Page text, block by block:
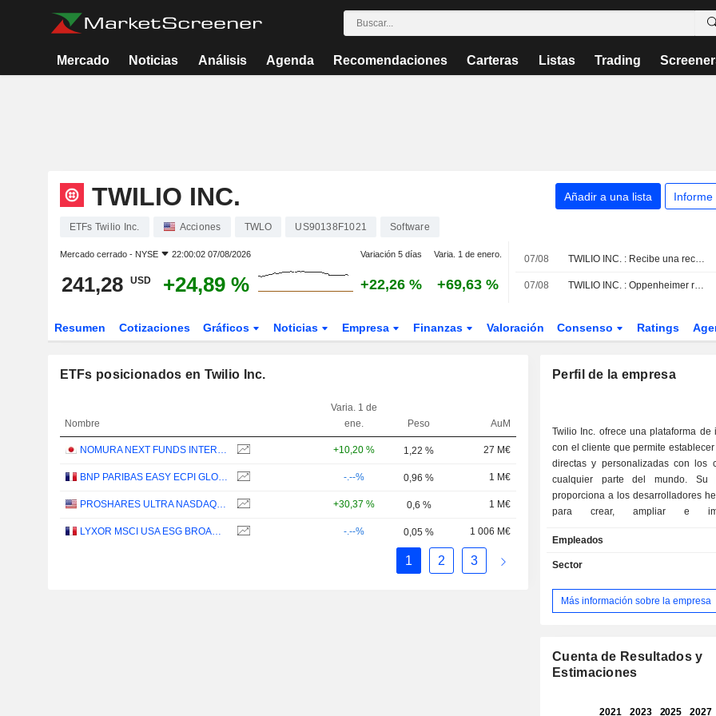
Mercado Noticias Análisis Agenda Recomendaciones Carteras Listas Trading
TWILIO INC. Añadir a una lista Informe
ETFs Twilio Inc. Acciones TWLO US90138F1021 Software
Mercado cerrado - NYSE 22:00:02 07/08/2026 Variación 5 días Varia. 1 de enero.
241,28 USD +24,89 % +22,26 % +69,63 %
07/08 TWILIO INC. : Recibe una recomendación de compra del UBS
07/08 TWILIO INC. : Oppenheimer reitera su recomendación de compra
Resumen Cotizaciones Gráficos Noticias Empresa Finanzas Valoración Consenso Ratings
ETFs posicionados en Twilio Inc.
Nombre
Varia. 1 de
ene.
Peso AuM
NOMURA NEXT FUNDS INTERNATIONAL EQUITY MSCI-KOKUSAI (YEN-HEDGED) ETF - JPY +10,20 % 1,22 % 27 M€
BNP PARIBAS EASY ECPI GLOBAL ESG INFRASTRUCTURE UCITS ETF (C) - USD -.--% 0,96 % 1 M€
PROSHARES ULTRA NASDAQ CLOUD COMPUTING - USD +30,37 % 0,6 % 1 M€
LYXOR MSCI USA ESG BROAD CTB (DR) UCITS ETF - DIST - EUR -.--% 0,05 % 1 006 M€
1 2 3
Perfil de la empresa
Twilio Inc. ofrece una plataforma de
con el cliente que permite
directas y personalizadas con los
cualquier parte del mundo. Su
proporciona a los desarrolladores
para crear, ampliar e
aplicaciones de software. Sus
incluyen Twilio
El segmento de Comunicaciones
variedad de interfaces de
entre sus clientes y sus usuarios
principales ofertas en el
Empleados
Sector
Más información sobre la empresa
Cuenta de Resultados y
Estimaciones